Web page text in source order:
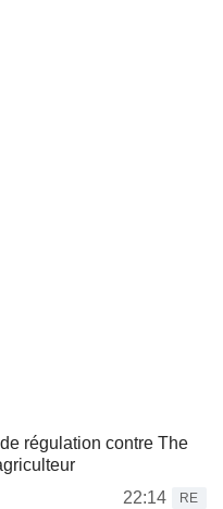
régulation contre The
22:14
RE